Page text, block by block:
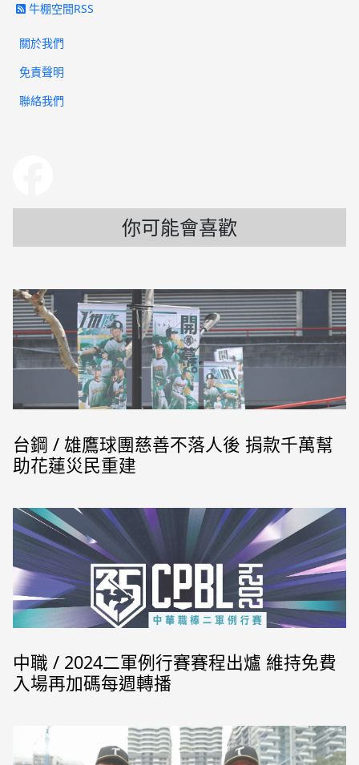
牛棚空間RSS
關於我們
免責聲明
聯絡我們
你可能會喜歡
台鋼 / 雄鷹球團慈善不落人後 捐款千萬幫
助花蓮災民重建
中職 / 2024二軍例行賽賽程出爐 維持免費
入場再加碼每週轉播